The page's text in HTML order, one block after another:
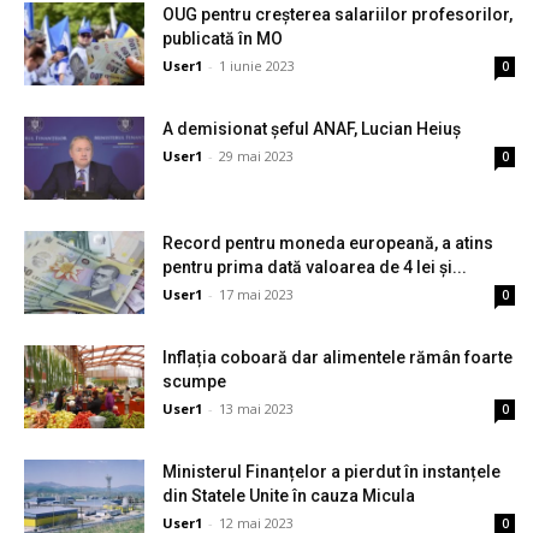
OUG pentru creșterea salariilor profesorilor,
publicată în MO
User1 - 1 iunie 2023 0
A demisionat șeful ANAF, Lucian Heiuș
User1 - 29 mai 2023 0
Record pentru moneda europeană, a atins
pentru prima dată valoarea de 4 lei și...
User1 - 17 mai 2023 0
Inflația coboară dar alimentele rămân foarte
scumpe
User1 - 13 mai 2023 0
Ministerul Finanțelor a pierdut în instanțele
din Statele Unite în cauza Micula
User1 - 12 mai 2023 0